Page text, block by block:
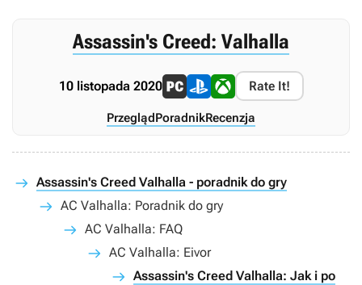
Assassin's Creed: Valhalla
10 listopada 2020 Rate It!
PrzeglądPoradnikRecenzja
Assassin's Creed Valhalla - poradnik do gry
AC Valhalla: Poradnik do gry
AC Valhalla: FAQ
AC Valhalla: Eivor
Assassin's Creed Valhalla: Jak i po